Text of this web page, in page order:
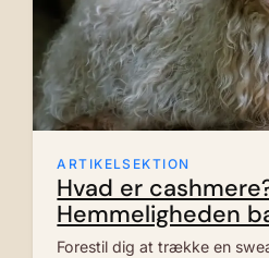
ARTIKELSEKTION
Hvad er
Hemmeligheden
blødeste luksus
Forestil dig at trække en